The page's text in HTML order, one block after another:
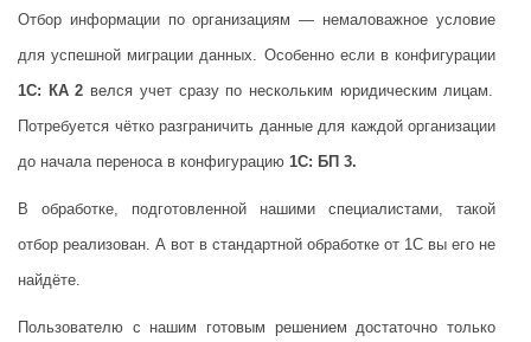
Отбор информации по организациям — немаловажное условие
для успешной миграции данных. Особенно если в конфигурации
1С: КА 2 велся учет сразу по нескольким юридическим лицам.
Потребуется чётко разграничить данные для каждой организации
до начала переноса в конфигурацию 1С: БП 3.
В обработке, подготовленной нашими специалистами, такой
отбор реализован. А вот в стандартной обработке от 1С вы его не
найдёте.
Пользователю с нашим готовым решением достаточно только